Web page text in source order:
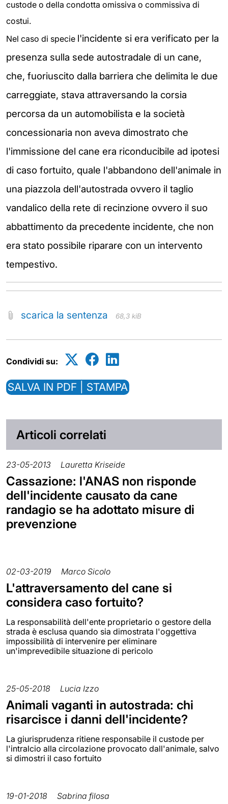
custode o della condotta omissiva o commissiva di
costui.
Nel caso di specie l'incidente si era verificato per la
presenza sulla sede autostradale di un cane,
che, fuoriuscito dalla barriera che delimita le due
carreggiate, stava attraversando la corsia
percorsa da un automobilista e la società
concessionaria non aveva dimostrato che
l'immissione del cane era riconducibile ad ipotesi
di caso fortuito, quale l'abbandono dell'animale in
una piazzola dell'autostrada ovvero il taglio
vandalico della rete di recinzione ovvero il suo
abbattimento da precedente incidente, che non
era stato possibile riparare con un intervento
tempestivo.
scarica la sentenza 68,3 kiB
Condividi su:
SALVA IN PDF | STAMPA
Articoli correlati
23-05-2013 Lauretta Kriseide
Cassazione: l'ANAS non risponde
dell'incidente causato da cane
randagio se ha adottato misure di
prevenzione
02-03-2019 Marco Sicolo
L'attraversamento del cane si
considera caso fortuito?
La responsabilità dell'ente proprietario o gestore della
strada è esclusa quando sia dimostrata l'oggettiva
impossibilità di intervenire per eliminare
un'imprevedibile situazione di pericolo
25-05-2018 Lucia Izzo
Animali vaganti in autostrada: chi
risarcisce i danni dell'incidente?
La giurisprudenza ritiene responsabile il custode per
l'intralcio alla circolazione provocato dall'animale, salvo
si dimostri il caso fortuito
19-01-2018 Sabrina filosa